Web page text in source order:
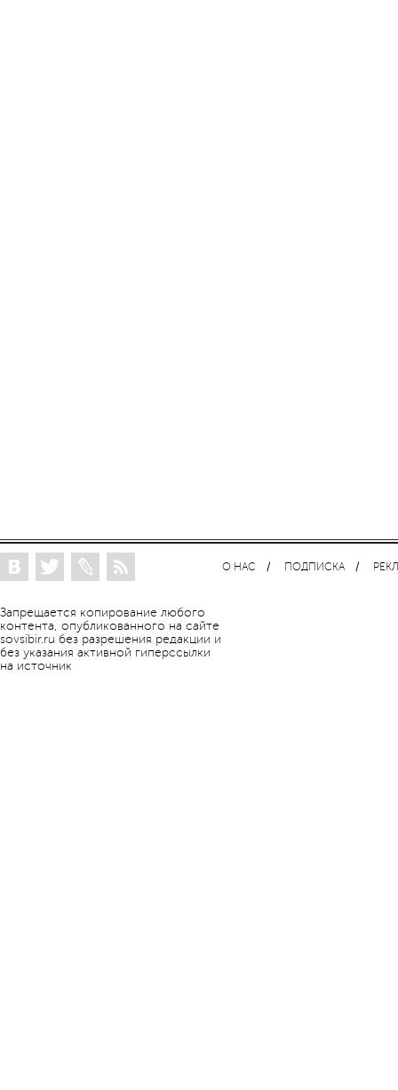
Запрещается копирование любого
контента, опубликованного на сайте
sovsibir.ru без разрешения редакции и
без указания активной гиперссылки
на источник
О НАС ПОДПИСКА